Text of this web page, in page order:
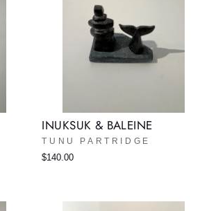
INUKSUK & BALEINE
TUNU PARTRIDGE
$140.00